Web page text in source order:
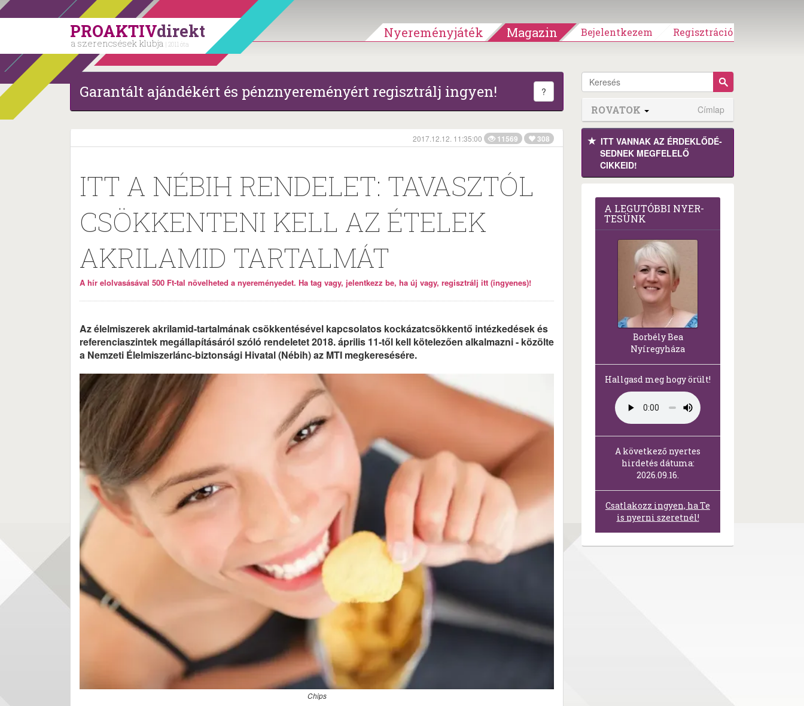
PROAKTIVdirekt
a szerencsések klubja | 2011 óta
Nyereményjáték Magazin Bejelentkezem Regisztráció
Garantált ajándékért és pénznyereményért regisztrálj ingyen! ?
2017.12.12. 11:35:00 11569 308
ITT A NÉBIH RENDELET: TAVASZTÓL
CSÖKKENTENI KELL AZ ÉTELEK
AKRILAMID TARTALMÁT
A hír elolvasásával 500 Ft-tal növelheted a nyereményedet. Ha tag vagy, jelentkezz be, ha új vagy, regisztrálj itt (ingyenes)!
Az élelmiszerek akrilamid-tartalmának csökkentésével kapcsolatos kockázatcsökkentő intézkedések és
referenciaszintek megállapításáról szóló rendeletet 2018. április 11-től kell kötelezően alkalmazni - közölte
a Nemzeti Élelmiszerlánc-biztonsági Hivatal (Nébih) az MTI megkeresésére.
Chips
ROVATOK Címlap
ITT VANNAK AZ ÉRDEK­LŐDÉ­
SEDNEK MEGFE­LELŐ
CIKKEID!
A LEG­U­TÓB­BI NYER­
TE­SÜNK
Borbély Bea
Nyíregyháza
Hallgasd meg hogy örült!
A következő nyertes
hirdetés dátuma:
2026.09.16.
Csatlakozz ingyen, ha Te
is nyerni szeretnél!